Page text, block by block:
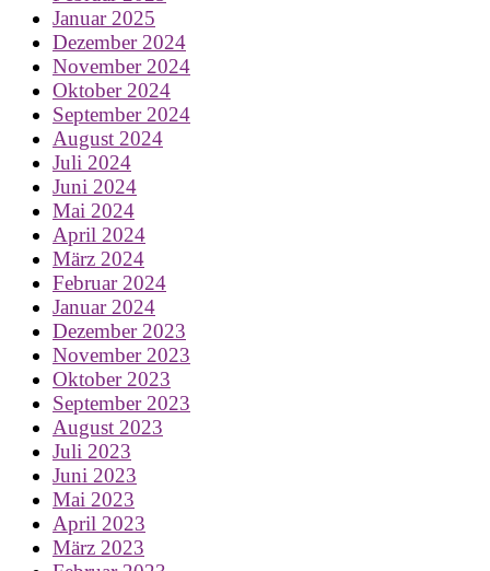
Januar 2025
Dezember 2024
November 2024
Oktober 2024
September 2024
August 2024
Juli 2024
Juni 2024
Mai 2024
April 2024
März 2024
Februar 2024
Januar 2024
Dezember 2023
November 2023
Oktober 2023
September 2023
August 2023
Juli 2023
Juni 2023
Mai 2023
April 2023
März 2023